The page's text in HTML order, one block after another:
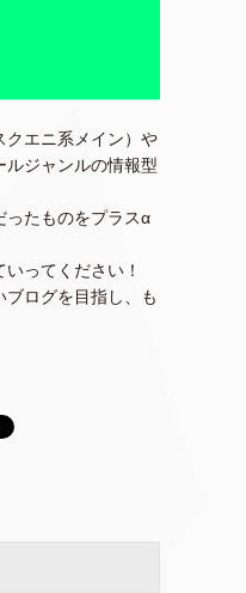
クエニ系メイン）や
ルジャンルの情報型
ったものをプラスα
ってください！
ログを目指し、も